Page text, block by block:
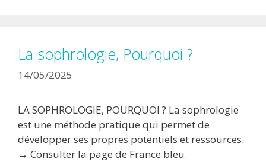
La sophrologie, Pourquoi ?
14/05/2025
LA SOPHROLOGIE, POURQUOI ? La sophrologie
est une méthode pratique qui permet de
développer ses propres potentiels et ressources.
→ Consulter la page de France bleu.